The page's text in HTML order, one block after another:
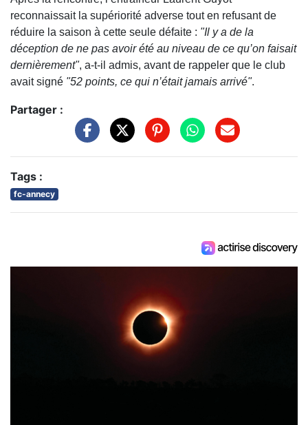
reconnaissait la supériorité adverse tout en refusant de
réduire la saison à cette seule défaite : "Il y a de la
déception de ne pas avoir été au niveau de ce qu’on faisait
dernièrement", a-t-il admis, avant de rappeler que le club
avait signé "52 points, ce qui n’était jamais arrivé".
Partager :
Tags :
fc-annecy